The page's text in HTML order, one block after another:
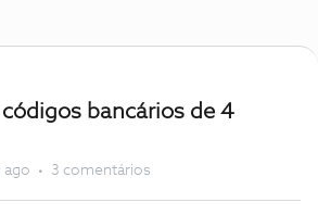
códigos bancários de 4
ago 3 comentários